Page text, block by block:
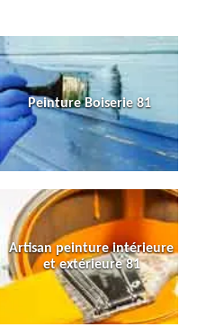
Peinture Boiserie 81
Artisan peinture intérieure
et extérieure 81